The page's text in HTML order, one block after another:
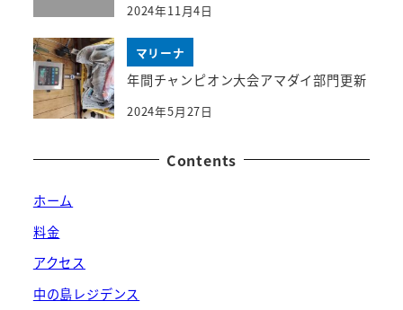
2024年11月4日
マリーナ
年間チャンピオン大会アマダイ部門更新
2024年5月27日
Contents
ホーム
料金
アクセス
中の島レジデンス